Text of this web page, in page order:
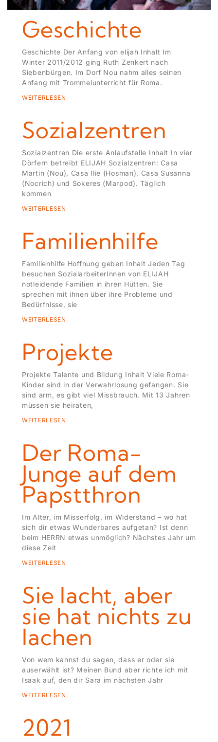
Geschichte
Geschichte Der Anfang von elijah Inhalt Im
Winter 2011/2012 ging Ruth Zenkert nach
Siebenbürgen. Im Dorf Nou nahm alles seinen
Anfang mit Trommelunterricht für Roma.
WEITERLESEN
Sozialzentren
Sozialzentren Die erste Anlaufstelle Inhalt In vier
Dörfern betreibt ELIJAH Sozialzentren: Casa
Martin (Nou), Casa Ilie (Hosman), Casa Susanna
(Nocrich) und Sokeres (Marpod). Täglich
kommen
WEITERLESEN
Familienhilfe
Familienhilfe Hoffnung geben Inhalt Jeden Tag
besuchen SozialarbeiterInnen von ELIJAH
notleidende Familien in ihren Hütten. Sie
sprechen mit ihnen über ihre Probleme und
Bedürfnisse, sie
WEITERLESEN
Projekte
Projekte Talente und Bildung Inhalt Viele Roma-
Kinder sind in der Verwahrlosung gefangen. Sie
sind arm, es gibt viel Missbrauch. Mit 13 Jahren
müssen sie heiraten,
WEITERLESEN
Der Roma-
Junge auf dem
Papstthron
Im Alter, im Misserfolg, im Widerstand – wo hat
sich dir etwas Wunderbares aufgetan? Ist denn
beim HERRN etwas unmöglich? Nächstes Jahr um
diese Zeit
WEITERLESEN
Sie lacht, aber
sie hat nichts zu
lachen
Von wem kannst du sagen, dass er oder sie
auserwählt ist? Meinen Bund aber richte ich mit
Isaak auf, den dir Sara im nächsten Jahr
WEITERLESEN
2021